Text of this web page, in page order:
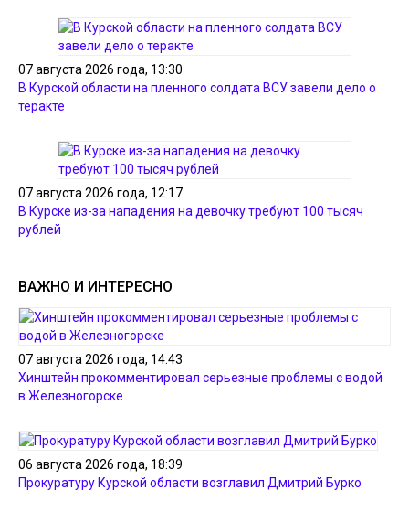
07 августа 2026 года, 13:30
В Курской области на пленного солдата ВСУ завели дело о
теракте
07 августа 2026 года, 12:17
В Курске из-за нападения на девочку требуют 100 тысяч
рублей
ВАЖНО И ИНТЕРЕСНО
07 августа 2026 года, 14:43
Хинштейн прокомментировал серьезные проблемы с водой
в Железногорске
06 августа 2026 года, 18:39
Прокуратуру Курской области возглавил Дмитрий Бурко